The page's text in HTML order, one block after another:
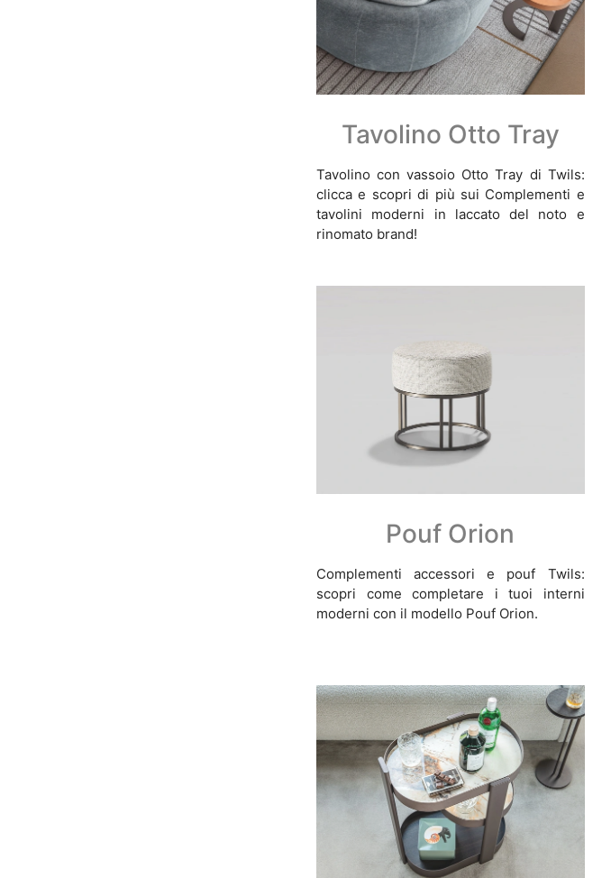
Tavolino Otto Tray
Tavolino con vassoio Otto Tray di Twils:
clicca e scopri di più sui Complementi e
tavolini moderni in laccato del noto e
rinomato brand!
Pouf Orion
Complementi accessori e pouf Twils:
scopri come completare i tuoi interni
moderni con il modello Pouf Orion.